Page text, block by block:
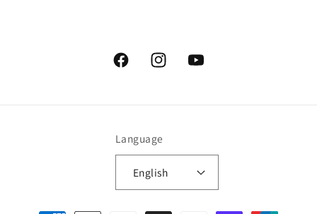
FacebookInstagramYouTube
Language
English